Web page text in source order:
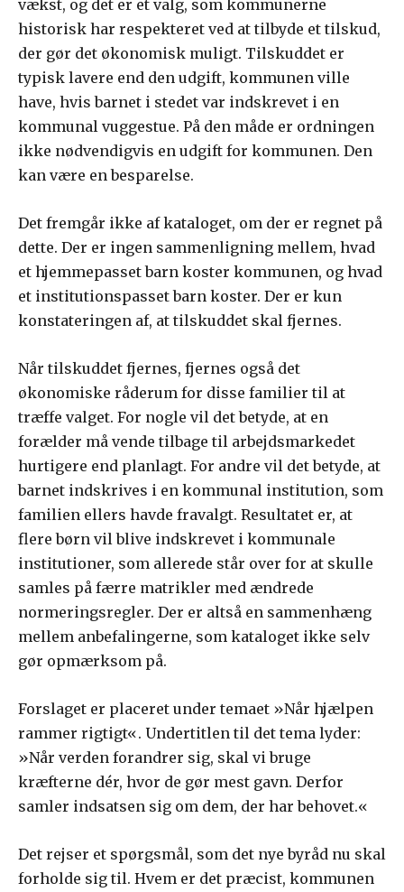
vækst, og det er et valg, som kommunerne
historisk har respekteret ved at tilbyde et tilskud,
der gør det økonomisk muligt. Tilskuddet er
typisk lavere end den udgift, kommunen ville
have, hvis barnet i stedet var indskrevet i en
kommunal vuggestue. På den måde er ordningen
ikke nødvendigvis en udgift for kommunen. Den
kan være en besparelse.
Det fremgår ikke af kataloget, om der er regnet på
dette. Der er ingen sammenligning mellem, hvad
et hjemmepasset barn koster kommunen, og hvad
et institutionspasset barn koster. Der er kun
konstateringen af, at tilskuddet skal fjernes.
Når tilskuddet fjernes, fjernes også det
økonomiske råderum for disse familier til at
træffe valget. For nogle vil det betyde, at en
forælder må vende tilbage til arbejdsmarkedet
hurtigere end planlagt. For andre vil det betyde, at
barnet indskrives i en kommunal institution, som
familien ellers havde fravalgt. Resultatet er, at
flere børn vil blive indskrevet i kommunale
institutioner, som allerede står over for at skulle
samles på færre matrikler med ændrede
normeringsregler. Der er altså en sammenhæng
mellem anbefalingerne, som kataloget ikke selv
gør opmærksom på.
Forslaget er placeret under temaet »Når hjælpen
rammer rigtigt«. Undertitlen til det tema lyder:
»Når verden forandrer sig, skal vi bruge
kræfterne dér, hvor de gør mest gavn. Derfor
samler indsatsen sig om dem, der har behovet.«
Det rejser et spørgsmål, som det nye byråd nu skal
forholde sig til. Hvem er det præcist, kommunen